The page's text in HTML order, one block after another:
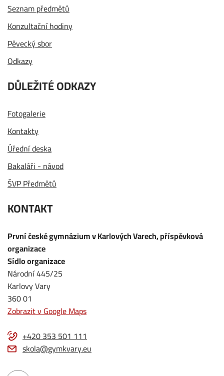
Seznam předmětů
Konzultační hodiny
Pěvecký sbor
Odkazy
DŮLEŽITÉ ODKAZY
Fotogalerie
Kontakty
Úřední deska
Bakaláři - návod
ŠVP Předmětů
KONTAKT
První české gymnázium v Karlových Varech, příspěvková
organizace
Sídlo organizace
Národní 445/25
Karlovy Vary
360 01
Zobrazit v Google Maps
+420 353 501 111
skola@gymkvary.eu